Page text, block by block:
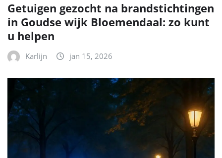
Getuigen gezocht na brandstichtingen
in Goudse wijk Bloemendaal: zo kunt
u helpen
Karlijn jan 15, 2026